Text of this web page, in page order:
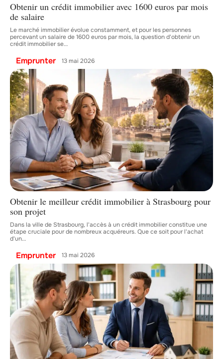
Obtenir un crédit immobilier avec 1600 euros par mois
de salaire
Le marché immobilier évolue constamment, et pour les personnes
percevant un salaire de 1600 euros par mois, la question d'obtenir un
crédit immobilier se…
Emprunter 13 mai 2026
Obtenir le meilleur crédit immobilier à Strasbourg pour
son projet
Dans la ville de Strasbourg, l'accès à un crédit immobilier constitue une
étape cruciale pour de nombreux acquéreurs. Que ce soit pour l'achat
d'un…
Emprunter 13 mai 2026